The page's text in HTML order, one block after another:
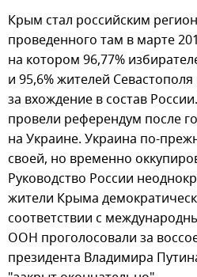
Крым стал российским
проведенного там в марте
на котором 96,77%
и 95,6% жителей
за вхождение в состав
провели референдум после
на Украине. Украина по-
своей, но временно
Руководство России
жители Крыма
соответствии с
ООН проголосовали за
президента Владимира